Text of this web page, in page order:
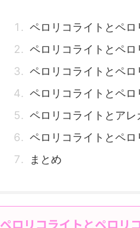
ペロリコライトとペ
ペロリコライトとペ
ペロリコライトとペ
ペロリコライトとペ
ペロリコライトとア
ペロリコライトとペ
まとめ
ペロリコライトとペロリ